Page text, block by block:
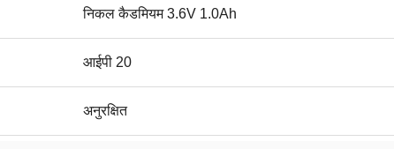
निकल कैडमियम 3.6V 1.0Ah
आईपी ​​20
अनुरक्षित